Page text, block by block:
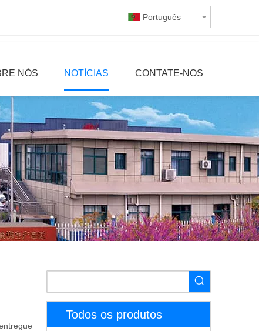
Português
NÓS NOTÍCIAS CONTATE-NOS
Todos os produtos